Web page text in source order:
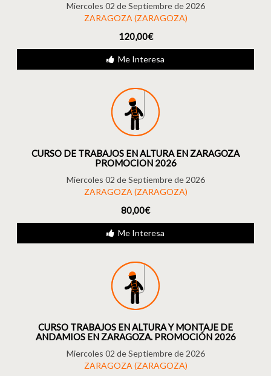
Miercoles 02 de Septiembre de 2026
ZARAGOZA (ZARAGOZA)
120,00€
Me Interesa
CURSO DE TRABAJOS EN ALTURA EN ZARAGOZA
PROMOCION 2026
Miercoles 02 de Septiembre de 2026
ZARAGOZA (ZARAGOZA)
80,00€
Me Interesa
CURSO TRABAJOS EN ALTURA Y MONTAJE DE
ANDAMIOS EN ZARAGOZA. PROMOCIÓN 2026
Miercoles 02 de Septiembre de 2026
ZARAGOZA (ZARAGOZA)